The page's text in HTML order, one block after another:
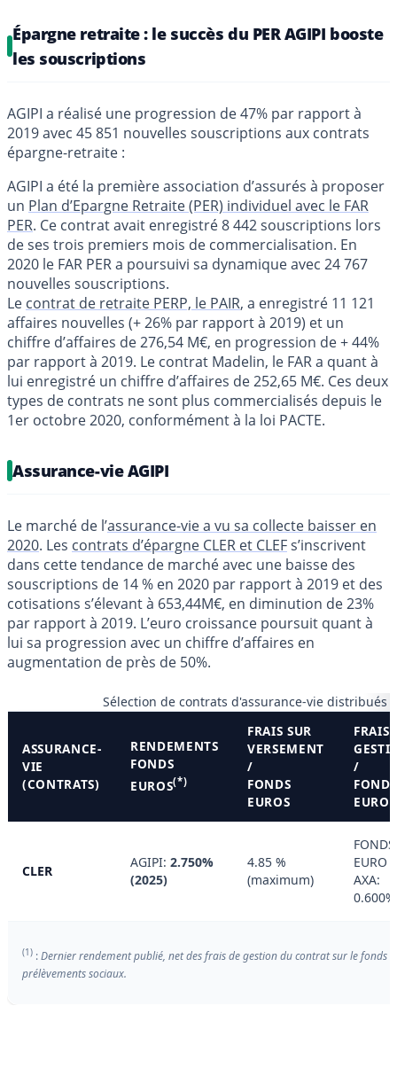
Épargne retraite : le succès du PER AGIPI booste
les souscriptions
AGIPI a réalisé une progression de 47% par rapport à
2019 avec 45 851 nouvelles souscriptions aux contrats
épargne-retraite :
AGIPI a été la première association d’assurés à proposer
un Plan d’Epargne Retraite (PER) individuel avec le FAR
PER. Ce contrat avait enregistré 8 442 souscriptions lors
de ses trois premiers mois de commercialisation. En
2020 le FAR PER a poursuivi sa dynamique avec 24 767
nouvelles souscriptions.
Le contrat de retraite PERP, le PAIR, a enregistré 11 121
affaires nouvelles (+ 26% par rapport à 2019) et un
chiffre d’affaires de 276,54 M€, en progression de + 44%
par rapport à 2019. Le contrat Madelin, le FAR a quant à
lui enregistré un chiffre d’affaires de 252,65 M€. Ces deux
types de contrats ne sont plus commercialisés depuis le
1er octobre 2020, conformément à la loi PACTE.
Assurance-vie AGIPI
Le marché de l’assurance-vie a vu sa collecte baisser en
2020. Les contrats d’épargne CLER et CLEFs’inscrivent
dans cette tendance de marché avec une baisse des
souscriptions de 14 % en 2020 par rapport à 2019 et des
cotisations s’élevant à 653,44M€, en diminution de 23%
par rapport à 2019. L’euro croissance poursuit quant à
lui sa progression avec un chiffre d’affaires en
augmentation de près de 50%.
Sélection de contrats d'assurance-vie distribués
ASSURANCE-
VIE
(CONTRATS)
RENDEMENTS
FONDS
EUROS(*)
FRAIS SUR
VERSEMENT
/
FONDS
EUROS
FRAIS
/
FONDS
EUROS
CLER
AGIPI: 2.750%
(2025)
4.85 %
(maximum)
FONDS
EURO
AXA:
0.600%
(1) :Dernier rendement publié, net des frais de gestion du contrat sur le fonds
prélèvements sociaux.